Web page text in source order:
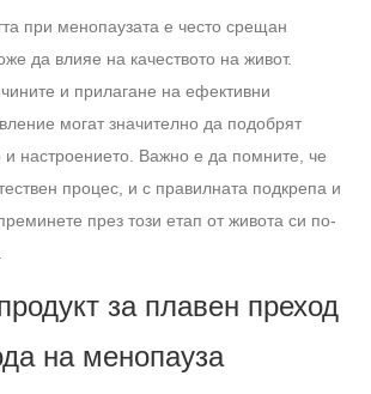
при менопаузата е често срещан
да влияе на качеството на живот.
и прилагане на ефективни
могат значително да подобрят
и настроението. Важно е да помните, че
процес, и с правилната подкрепа и
през този етап от живота си по-
за плавен преход
на менопауза